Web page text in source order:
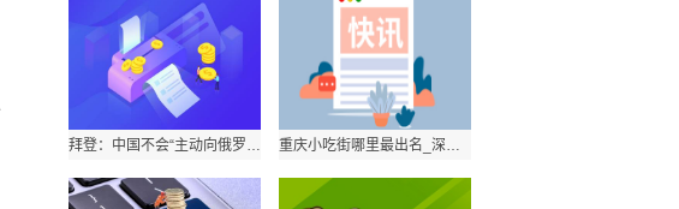
拜登：中国不会“主动向俄罗斯提供武器” 今日报 重庆小吃街哪里最出名_深圳小吃街哪里最出名